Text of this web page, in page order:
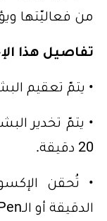
من فعاليّتها
تفاصيل هذا
• يتمّ تعقيم
• يتمّ تخدير
20 دقيقة.
• تُحقن
الدقيقة أو الـDerma Pen أو الـRadiofrequency.